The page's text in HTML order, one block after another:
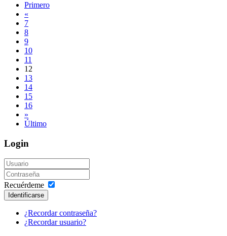
Primero
«
7
8
9
10
11
12
13
14
15
16
»
Último
Login
Recuérdeme
Identificarse
¿Recordar contraseña?
¿Recordar usuario?